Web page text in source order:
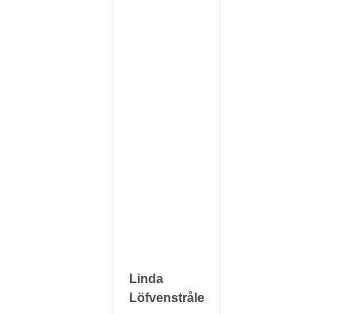
Linda
Löfvenstråle